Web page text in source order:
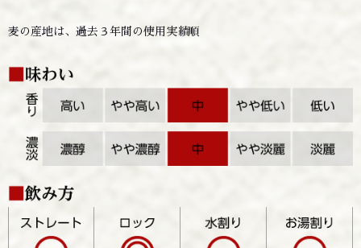
麦の産地は、過去３年間の使用実績順